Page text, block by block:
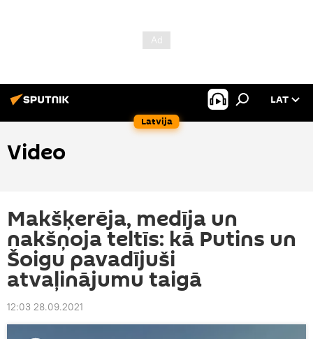
Latvija
LAT
Video
Makšķerēja, medīja un
nakšņoja teltīs: kā Putins un
Šoigu pavadījuši
atvaļinājumu taigā
12:03 28.09.2021